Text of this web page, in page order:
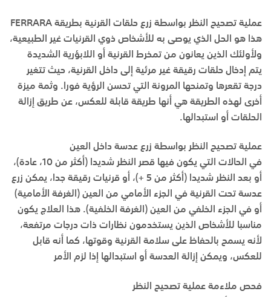
عملية تصحيح النظر بواسطة زرع حلقات القرنية بطريقة FERRARA
هذا هو الحل الذي يوصى به للأشخاص ذوي القرنيات غير الطبيعية،
ولأولئك الذين يعانون من تمخرط القرنية أو اللابؤرية الشديدة
يتم إدخال حلقات رقيقة غير مرئية إلى داخل القرنية، حيث تتغير
درجة تقعرها وتمنحها المرونة التي تحسن الرؤية فورا. وثمة ميزة
أخرى لهذه الطريقة هي أنها طريقة قابلة للعكس، عن طريق إزالة
الحلقات أو استبدالها.
عملية تصحيح النظر بواسطة زرع عدسة داخل العين
في الحالات التي يكون فيها قصر النظر شديدا (أكثر من 10، عادة)،
أو بعد النظر شديدا (أكثر من 5 +)، أو قرنيات رقيقة جدا، يمكن زرع
عدسة تحت القرنية في الجزء الأمامي من العين (الغرفة الأمامية)
أو في الجزء الخلفي من العين (الغرفة الخلفية). هذا العلاج يكون
مناسبا للأشخاص الذين يستخدمون نظارات ذات درجات مرتفعة،
لأنه يسمح بالحفاظ على سلامة القرنية وقوتها، كما أنه قابل
للعكس، ويمكن إزالة العدسة أو استبدالها إذا لزم الأمر
فحص ملاءمة عملية تصحيح النظر